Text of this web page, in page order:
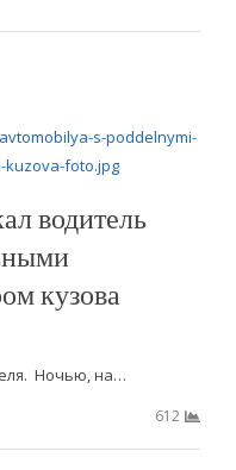
водитель
кузова
Ночью, на…
612